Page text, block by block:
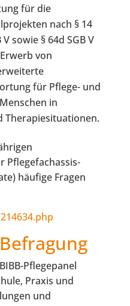
für die
nach § 14
V sowie § 64d SGB V
von
für Pflege- und
in
Therapiesituationen.
Pflegefachassis-
häufige Fragen
Pflegepanel
Praxis und
und